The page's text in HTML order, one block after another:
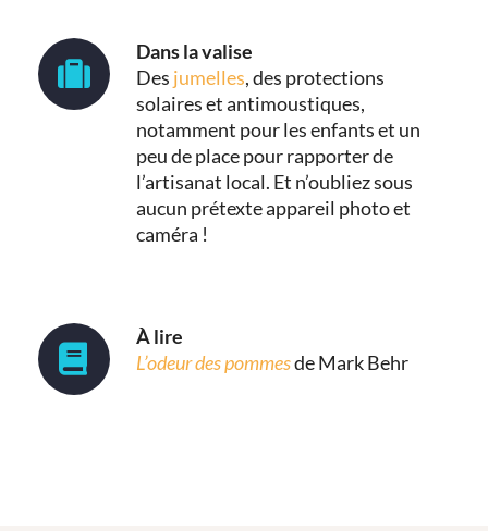
Dans la valise
Des jumelles, des protections
solaires et antimoustiques,
notamment pour les enfants et un
peu de place pour rapporter de
l’artisanat local. Et n’oubliez sous
aucun prétexte appareil photo et
caméra !
À lire
L’odeur des pommesde Mark Behr